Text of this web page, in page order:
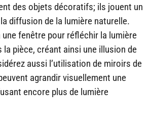
des objets décoratifs; ils jouent un
diffusion de la lumière naturelle.
fenêtre pour réfléchir la lumière
pièce, créant ainsi une illusion de
aussi l’utilisation de miroirs de
agrandir visuellement une
encore plus de lumière